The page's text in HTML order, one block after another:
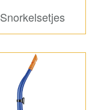
Snorkelsetjes